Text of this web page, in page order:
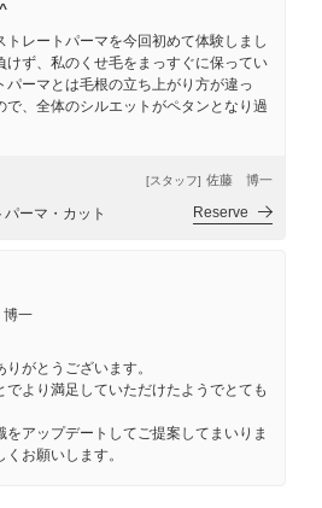
レートパーマを今回初めて体験しまし
けず、私のくせ毛をまっすぐに保ってい
パーマとは毛根の立ち上がり方が違っ
で、全体のシルエットがペタンとなり過
[スタッフ] 佐藤 博一
ーマ・カット Reserve
一
がとうございます。
でより満足していただけたようでとても
をアップデートしてご提案してまいりま
お願いします。